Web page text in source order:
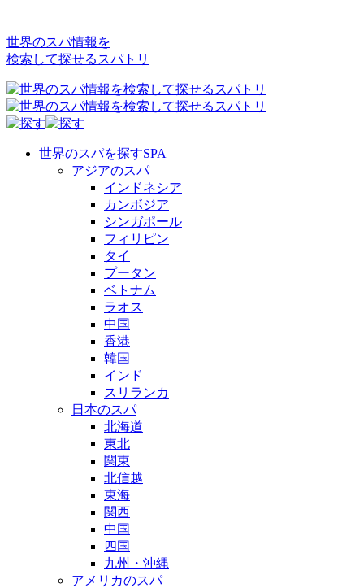
世界のスパ情報を
検索して探せるスパトリ
世界のスパを探すSPA
アジアのスパ
インドネシア
カンボジア
シンガポール
フィリピン
タイ
プータン
ベトナム
ラオス
中国
香港
韓国
インド
スリランカ
日本のスパ
北海道
東北
関東
北信越
東海
関西
中国
四国
九州・沖縄
アメリカのスパ